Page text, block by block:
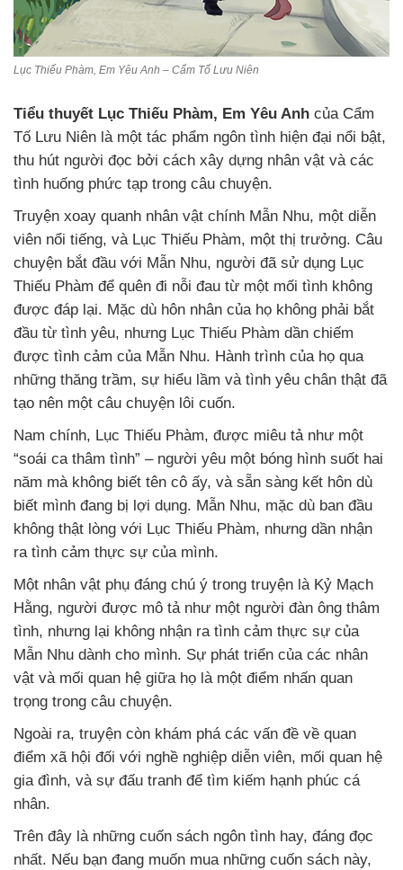
Lục Thiếu Phàm, Em Yêu Anh – Cẩm Tố Lưu Niên
Tiểu thuyết Lục Thiếu Phàm, Em Yêu Anh của Cẩm
Tố Lưu Niên là một tác phẩm ngôn tình hiện đại nổi bật,
thu hút người đọc bởi cách xây dựng nhân vật và các
tình huống phức tạp trong câu chuyện.
Truyện xoay quanh nhân vật chính Mẫn Nhu, một diễn
viên nổi tiếng, và Lục Thiếu Phàm, một thị trưởng. Câu
chuyện bắt đầu với Mẫn Nhu, người đã sử dụng Lục
Thiếu Phàm để quên đi nỗi đau từ một mối tình không
được đáp lại. Mặc dù hôn nhân của họ không phải bắt
đầu từ tình yêu, nhưng Lục Thiếu Phàm dần chiếm
được tình cảm của Mẫn Nhu. Hành trình của họ qua
những thăng trầm, sự hiểu lầm và tình yêu chân thật đã
tạo nên một câu chuyện lôi cuốn.
Nam chính, Lục Thiếu Phàm, được miêu tả như một
“soái ca thâm tình” – người yêu một bóng hình suốt hai
năm mà không biết tên cô ấy, và sẵn sàng kết hôn dù
biết mình đang bị lợi dụng. Mẫn Nhu, mặc dù ban đầu
không thật lòng với Lục Thiếu Phàm, nhưng dần nhận
ra tình cảm thực sự của mình.
Một nhân vật phụ đáng chú ý trong truyện là Kỷ Mạch
Hằng, người được mô tả như một người đàn ông thâm
tình, nhưng lại không nhận ra tình cảm thực sự của
Mẫn Nhu dành cho mình. Sự phát triển của các nhân
vật và mối quan hệ giữa họ là một điểm nhấn quan
trọng trong câu chuyện.
Ngoài ra, truyện còn khám phá các vấn đề về quan
điểm xã hội đối với nghề nghiệp diễn viên, mối quan hệ
gia đình, và sự đấu tranh để tìm kiếm hạnh phúc cá
nhân.
Trên đây là những cuốn sách ngôn tình hay, đáng đọc
nhất. Nếu bạn đang muốn mua những cuốn sách này,